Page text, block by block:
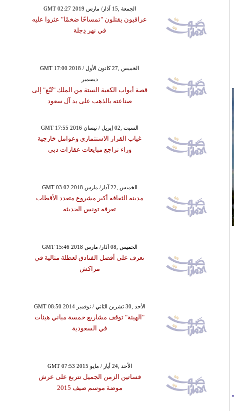
GMT 02:27 2019 الجمعة ,15 آذار/ مارس
عراقيون يقتلون "تمساحًا ضخمًا" عثروا عليه
في نهر دِجلة
GMT 17:00 2018 الخميس ,27 كانون الأول /
ديسمبر
قصة أبواب الكعبة الستة من الملك "تُبّع" إلى
صناعته بالذهب على يد آل سعود
GMT 17:55 2016 السبت ,02 إبريل / نيسان
غياب القرار الاستثماري وعوامل خارجية
وراء تراجع مبايعات عقارات دبي
GMT 03:02 2018 الخميس ,22 آذار/ مارس
مدينة الثقافة أكبر مشروع متعدد الأقطاب
تعرفه تونس الحديثة
GMT 15:46 2018 الخميس ,08 آذار/ مارس
تعرف على أفضل الفنادق لعطلة مثالية في
مراكش
GMT 08:50 2014 الأحد ,30 تشرين الثاني / نوفمبر
"الهيئة" توقف مشاريع خمسة مباني هيئات
في السعودية
GMT 07:53 2015 الأحد ,24 أيار / مايو
فساتين الزمن الجميل تتربع على عرش
موضة موسم صيف 2015